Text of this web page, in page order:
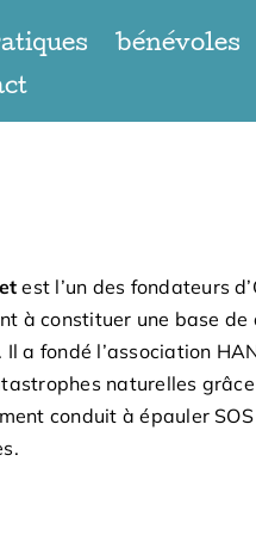
bénévoles
est l’un des fondateurs
à constituer une base de
a fondé l’association
naturelles
conduit à épauler